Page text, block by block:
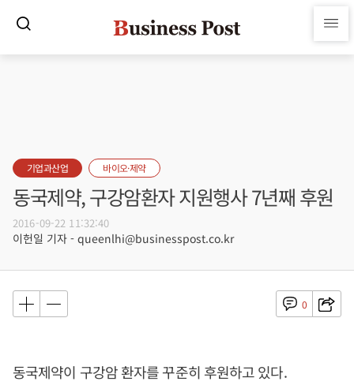
기업과산업 바이오·제약
동국제약, 구강암환자 지원행사 7년째 후원
2016-09-22 11:32:40
이헌일 기자 - queenlhi@businesspost.co.kr
0
동국제약이 구강암 환자를 꾸준히 후원하고 있다.